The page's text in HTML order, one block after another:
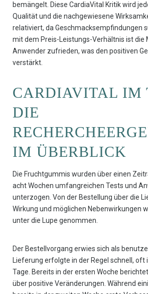
bemängelt. Diese CardiaVital Kritik wird
Qualität und die nachgewiesene
relativiert, da Geschmacksempfindungen
mit dem Preis-Leistungs-Verhältnis ist die
Anwender zufrieden, was den positiven
verstärkt.
CARDIAVITAL IM
DIE
IM ÜBERBLICK
Die Fruchtgummis wurden über einen
acht Wochen umfangreichen Tests und
unterzogen. Von der Bestellung über die
Wirkung und möglichen Nebenwirkungen
unter die Lupe genommen.
Der Bestellvorgang erwies sich als
Lieferung erfolgte in der Regel schnell, oft
Tage. Bereits in der ersten Woche
über positive Veränderungen. Während